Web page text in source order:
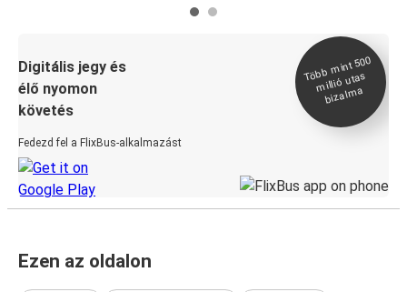
Digitális jegy és
élő nyomon
követés
Fedezd fel a FlixBus-alkalmazást
Több
mint 500
millió utas
bizal
ma
Ezen az oldalon